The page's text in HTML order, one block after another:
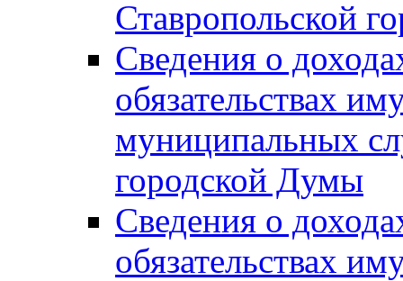
Ставропольской
Сведения о
обязательствах
муниципальных
городской Думы
Сведения о
обязательствах